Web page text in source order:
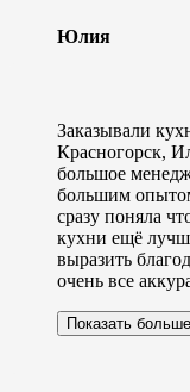
Юлия
Заказывали
Красногорск,
большое
большим
сразу поняла
кухни ещё
выразить
очень все
Показать больше